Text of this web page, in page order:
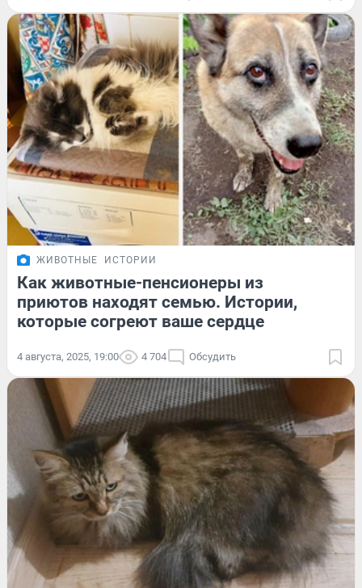
ЖИВОТНЫЕ ИСТОРИИ
Как животные-пенсионеры из
приютов находят семью. Истории,
которые согреют ваше сердце
4 августа, 2025, 19:00 4 704 Обсудить